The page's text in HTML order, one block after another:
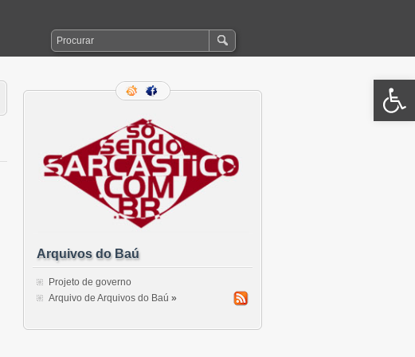
Arquivos do Baú
Projeto de governo
Arquivo de Arquivos do Baú »